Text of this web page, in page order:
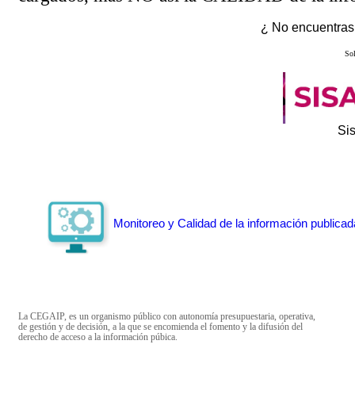
¿ No
Monitoreo y Calidad de la información
La CEGAIP, es un organismo público con autonomía presupuestaria, operativa,
de gestión y de decisión, a la que se encomienda el fomento y la difusión del
derecho de acceso a la información púbica.